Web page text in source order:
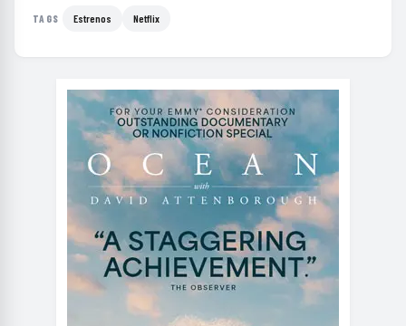
TAGS Estrenos Netflix